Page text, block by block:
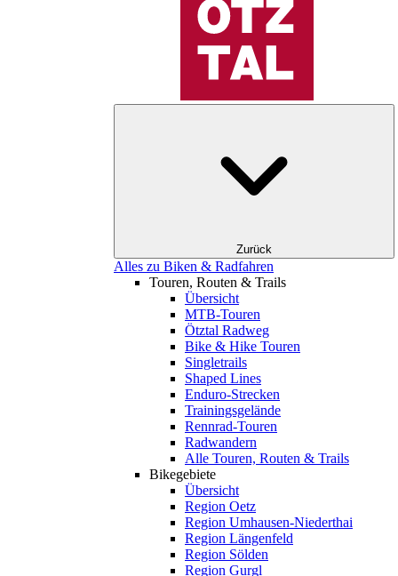
Zurück
Alles zu Biken & Radfahren
Touren, Routen & Trails
Übersicht
MTB-Touren
Ötztal Radweg
Bike & Hike Touren
Singletrails
Shaped Lines
Enduro-Strecken
Trainingsgelände
Rennrad-Touren
Radwandern
Alle Touren, Routen & Trails
Bikegebiete
Übersicht
Region Oetz
Region Umhausen-Niederthai
Region Längenfeld
Region Sölden
Region Gurgl